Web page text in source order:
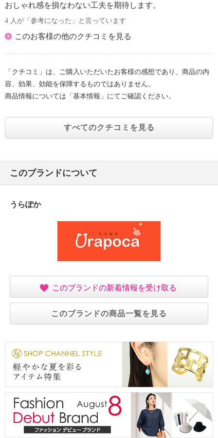
おしゃれ感を損なわない工夫を期待します。
4 人が「参考になった」と言っています
このお客様の他のクチコミを見る
「クチコミ」は、ご購入いただいたお客様の感想であり、商品の内
容、効果、効能を保障するものではありません。
商品情報については「基本情報」にてご確認ください。
すべてのクチコミを見る
このブランドについて
うらぽか
このブランドの新着情報を受け取る
このブランドの商品一覧を見る